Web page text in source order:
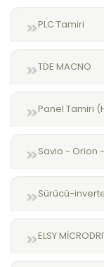
PLC Tamiri
TDE MACNO
Panel Tamiri
Savio - Orion
Sürücü-
ELSY